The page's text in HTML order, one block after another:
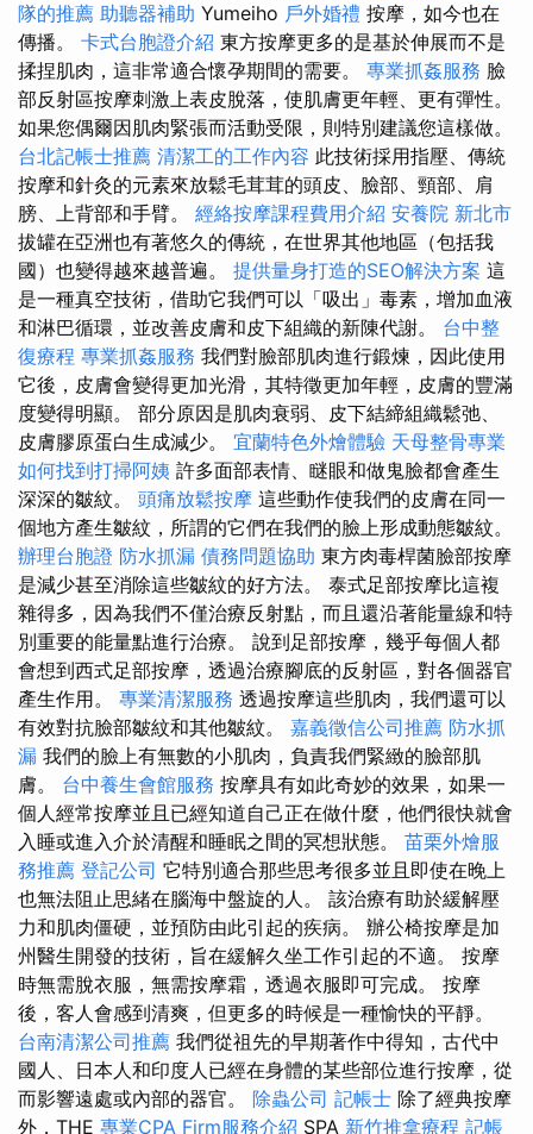
隊的推薦 助聽器補助 Yumeiho 戶外婚禮 按摩，如今也在
傳播。 卡式台胞證介紹 東方按摩更多的是基於伸展而不是
揉捏肌肉，這非常適合懷孕期間的需要。 專業抓姦服務 臉
部反射區按摩刺激上表皮脫落，使肌膚更年輕、更有彈性。
如果您偶爾因肌肉緊張而活動受限，則特別建議您這樣做。
台北記帳士推薦 清潔工的工作內容 此技術採用指壓、傳統
按摩和針灸的元素來放鬆毛茸茸的頭皮、臉部、頸部、肩
膀、上背部和手臂。 經絡按摩課程費用介紹 安養院 新北市
拔罐在亞洲也有著悠久的傳統，在世界其他地區（包括我
國）也變得越來越普遍。 提供量身打造的SEO解決方案 這
是一種真空技術，借助它我們可以「吸出」毒素，增加血液
和淋巴循環，並改善皮膚和皮下組織的新陳代謝。 台中整
復療程 專業抓姦服務 我們對臉部肌肉進行鍛煉，因此使用
它後，皮膚會變得更加光滑，其特徵更加年輕，皮膚的豐滿
度變得明顯。 部分原因是肌肉衰弱、皮下結締組織鬆弛、
皮膚膠原蛋白生成減少。 宜蘭特色外燴體驗 天母整骨專業
如何找到打掃阿姨 許多面部表情、瞇眼和做鬼臉都會產生
深深的皺紋。 頭痛放鬆按摩 這些動作使我們的皮膚在同一
個地方產生皺紋，所謂的它們在我們的臉上形成動態皺紋。
辦理台胞證 防水抓漏 債務問題協助 東方肉毒桿菌臉部按摩
是減少甚至消除這些皺紋的好方法。 泰式足部按摩比這複
雜得多，因為我們不僅治療反射點，而且還沿著能量線和特
別重要的能量點進行治療。 說到足部按摩，幾乎每個人都
會想到西式足部按摩，透過治療腳底的反射區，對各個器官
產生作用。 專業清潔服務 透過按摩這些肌肉，我們還可以
有效對抗臉部皺紋和其他皺紋。 嘉義徵信公司推薦 防水抓
漏 我們的臉上有無數的小肌肉，負責我們緊緻的臉部肌
膚。 台中養生會館服務 按摩具有如此奇妙的效果，如果一
個人經常按摩並且已經知道自己正在做什麼，他們很快就會
入睡或進入介於清醒和睡眠之間的冥想狀態。 苗栗外燴服
務推薦 登記公司 它特別適合那些思考很多並且即使在晚上
也無法阻止思緒在腦海中盤旋的人。 該治療有助於緩解壓
力和肌肉僵硬，並預防由此引起的疾病。 辦公椅按摩是加
州醫生開發的技術，旨在緩解久坐工作引起的不適。 按摩
時無需脫衣服，無需按摩霜，透過衣服即可完成。 按摩
後，客人會感到清爽，但更多的時候是一種愉快的平靜。
台南清潔公司推薦 我們從祖先的早期著作中得知，古代中
國人、日本人和印度人已經在身體的某些部位進行按摩，從
而影響遠處或內部的器官。 除蟲公司 記帳士 除了經典按摩
外，THE 專業CPA Firm服務介紹 SPA 新竹推拿療程 記帳